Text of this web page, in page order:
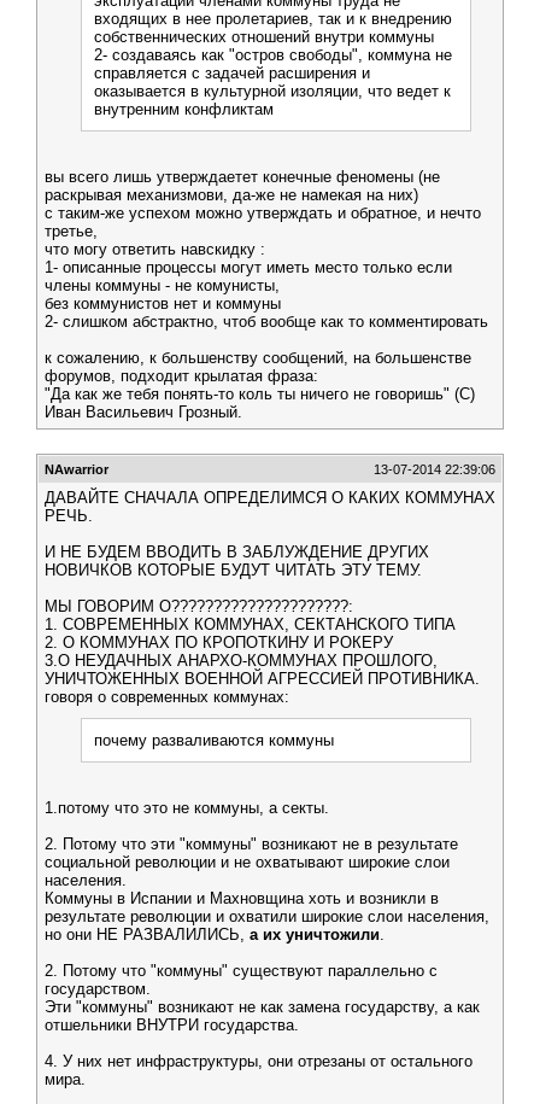
входящих в нее пролетариев, так и к внедрению
собственнических отношений внутри коммуны
2- создаваясь как "остров свободы", коммуна не
справляется с задачей расширения и
оказывается в культурной изоляции, что ведет к
внутренним конфликтам
вы всего лишь утверждаетет конечные феномены (не
раскрывая механизмови, да-же не намекая на них)
с таким-же успехом можно утверждать и обратное, и нечто
третье,
что могу ответить навскидку :
1- описанные процессы могут иметь место только если
члены коммуны - не комунисты,
без коммунистов нет и коммуны
2- слишком абстрактно, чтоб вообще как то комментировать
к сожалению, к большенству сообщений, на большенстве
форумов, подходит крылатая фраза:
"Да как же тебя понять-то коль ты ничего не говоришь" (С)
Иван Васильевич Грозный.
NAwarrior 13-07-2014 22:39:06
ДАВАЙТЕ СНАЧАЛА ОПРЕДЕЛИМСЯ О КАКИХ КОММУНАХ
РЕЧЬ.
И НЕ БУДЕМ ВВОДИТЬ В ЗАБЛУЖДЕНИЕ ДРУГИХ
НОВИЧКОВ КОТОРЫЕ БУДУТ ЧИТАТЬ ЭТУ ТЕМУ.
МЫ ГОВОРИМ О?????????????????????:
1. СОВРЕМЕННЫХ КОММУНАХ, СЕКТАНСКОГО ТИПА
2. О КОММУНАХ ПО КРОПОТКИНУ И РОКЕРУ
3.О НЕУДАЧНЫХ АНАРХО-КОММУНАХ ПРОШЛОГО,
УНИЧТОЖЕННЫХ ВОЕННОЙ АГРЕССИЕЙ ПРОТИВНИКА.
говоря о современных коммунах:
почему разваливаются коммуны
1.потому что это не коммуны, а секты.
2. Потому что эти "коммуны" возникают не в результате
социальной революции и не охватывают широкие слои
населения.
Коммуны в Испании и Махновщина хоть и возникли в
результате революции и охватили широкие слои населения,
но они НЕ РАЗВАЛИЛИСЬ, а их уничтожили.
2. Потому что "коммуны" существуют параллельно с
государством.
Эти "коммуны" возникают не как замена государству, а как
отшельники ВНУТРИ государства.
4. У них нет инфраструктуры, они отрезаны от остального
мира.